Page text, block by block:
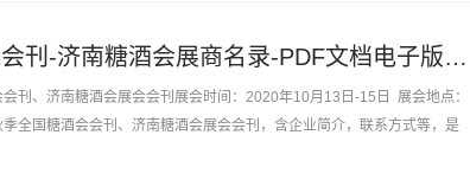
2020第103届全国糖酒会会刊-济南糖酒会展商名录-PDF文档电子版资料
刊、济南糖酒会展会会刊展会时间：2020年10月13日-15日 展会地点：
全国糖酒会会刊、济南糖酒会展会会刊，含企业简介，联系方式等，是